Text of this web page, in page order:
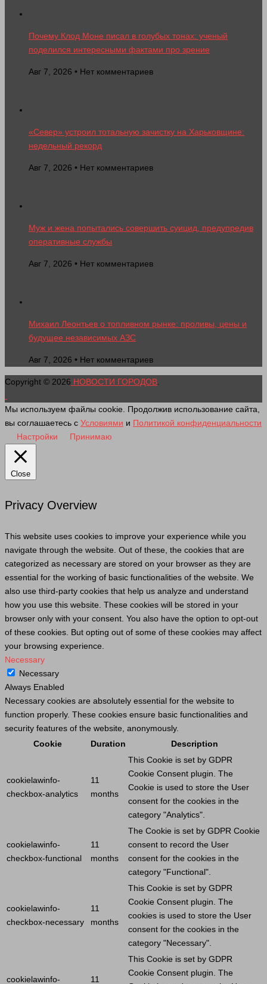
Почему Клод Моне писал в голубых тонах: ученый
поделился интересными фактами про зрение
Авг 7, 2026 • Нет комментариев
«Север» устроил тотальную зачистку на Харьковщине:
недельный рекорд
Авг 7, 2026 • Нет комментариев
Муж и жена попытались совершить суицид, предупредив
оперативные службы
Авг 7, 2026 • Нет комментариев
Михаил Леонтьев о топливном рынке: проливы, цены и
будущее независимых АЗС
Авг 7, 2026 • Нет комментариев
Copyright © 2026 НОВОСТИ ГОРОДОВ
Мы используем файлы cookie. Продолжив использование сайта,
вы соглашаетесь с Условиями и Политикой конфиденциальности
Настройки
Принимаю
Close
Privacy Overview
This website uses cookies to improve your experience while you
navigate through the website. Out of these, the cookies that are
categorized as necessary are stored on your browser as they are
essential for the working of basic functionalities of the website. We
also use third-party cookies that help us analyze and understand
how you use this website. These cookies will be stored in your
browser only with your consent. You also have the option to opt-out
of these cookies. But opting out of some of these cookies may affect
your browsing experience.
Necessary
Necessary
Always Enabled
Necessary cookies are absolutely essential for the website to
function properly. These cookies ensure basic functionalities and
security features of the website, anonymously.
Cookie
Duration Description
cookielawinfo-
checkbox-analytics
11
months
This Cookie is set by GDPR
Cookie Consent plugin. The
Cookie is used to store the User
consent for the cookies in the
category "Analytics".
cookielawinfo-
checkbox-functional
11
months
The Cookie is set by GDPR Cookie
consent to record the User
consent for the cookies in the
category "Functional".
cookielawinfo-
checkbox-necessary
11
months
This Cookie is set by GDPR
Cookie Consent plugin. The
cookies is used to store the User
consent for the cookies in the
category "Necessary".
cookielawinfo-
11
This Cookie is set by GDPR
Cookie Consent plugin. The